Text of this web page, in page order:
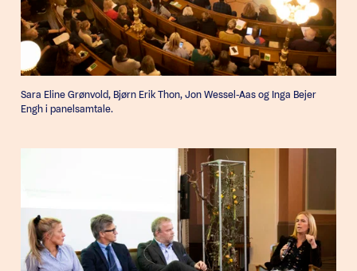
Sara Eline Grønvold, Bjørn Erik Thon, Jon Wessel-Aas og Inga Bejer
Engh i panelsamtale.